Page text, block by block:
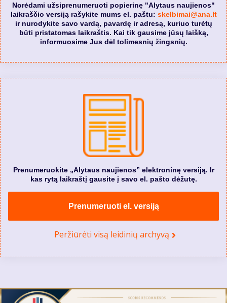
Norėdami užsiprenumeruoti popierinę "Alytaus naujienos"
laikraščio versiją rašykite mums el. paštu: skelbimai@ana.lt
ir nurodykite savo vardą, pavardę ir adresą, kuriuo turėtų
būti pristatomas laikraštis. Kai tik gausime jūsų laišką,
informuosime Jus dėl tolimesnių žingsnių.
Prenumeruokite „Alytaus naujienos” elektroninę versiją. Ir
kas rytą laikraštį gausite į savo el. pašto dėžutę.
Prenumeruoti el. versiją
Peržiūrėti visą leidinių archyvą